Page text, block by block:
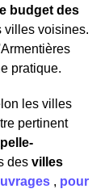
budget des
villes voisines.
pratique.
les villes
pertinent
des villes
, pour